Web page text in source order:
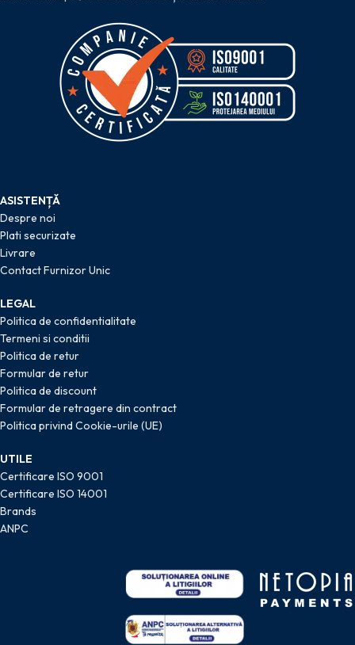
ASISTENȚĂ
Despre noi
Plati securizate
Livrare
Contact Furnizor Unic
LEGAL
Politica de confidentialitate
Termeni si conditii
Politica de retur
Formular de retur
Politica de discount
Formular de retragere din contract
Politica privind Cookie-urile (UE)
UTILE
Certificare ISO 9001
Certificare ISO 14001
Brands
ANPC